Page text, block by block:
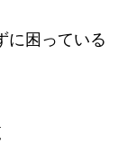
に困っている